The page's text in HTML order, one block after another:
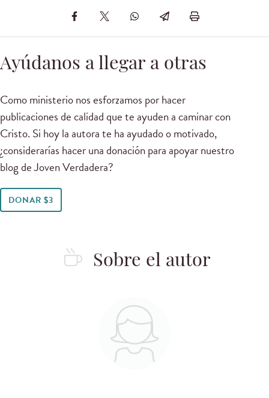
Ayúdanos a llegar a otras
Como ministerio nos esforzamos por hacer
publicaciones de calidad que te ayuden a caminar con
Cristo. Si hoy la autora te ha ayudado o motivado,
¿considerarías hacer una donación para apoyar nuestro
blog de Joven Verdadera?
DONAR $3
Sobre el autor